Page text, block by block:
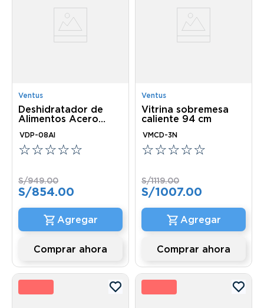
Ventus
Deshidratador de
Alimentos Acero
bandejas
VDP-08AI
☆☆☆☆☆
S/949.00
S/854.00
Comprar ahora
Ventus
Vitrina sobremesa
caliente 94 cm
VMCD-3N
☆☆☆☆☆
S/1119.00
S/1007.00
Comprar ahora
%
10